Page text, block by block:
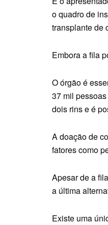
o quadro de
transplante de
Embora a fila
O órgão é
37 mil
dois rins e é
A doação de
fatores como
Apesar de a
a última
Existe uma